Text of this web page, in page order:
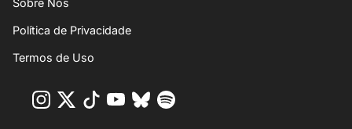
Sobre Nós
Política de Privacidade
Termos de Uso